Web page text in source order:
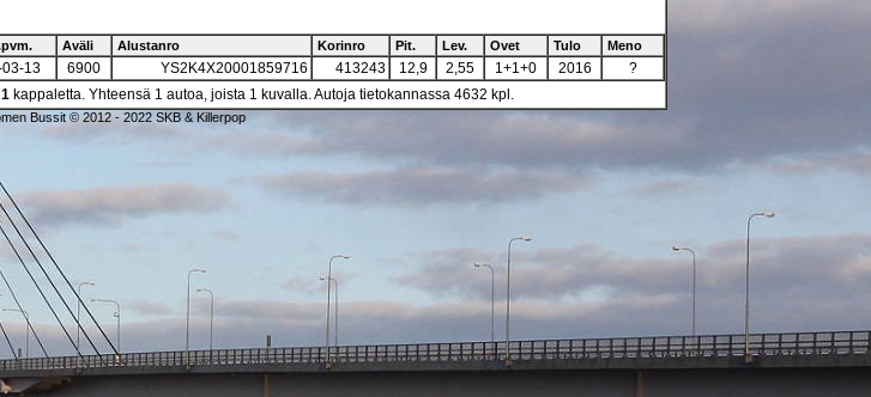
Aväli Alustanro Korinro Pit. Lev. Ovet Tulo Meno
13 6900 YS2K4X20001859716 413243 12,9 2,55 1+1+0 2016
?
1kappaletta. Yhteensä 1 autoa, joista 1 kuvalla. Autoja tietokannassa 4632 kpl.
Bussit © 2012 - 2022 SKB & Killerpop